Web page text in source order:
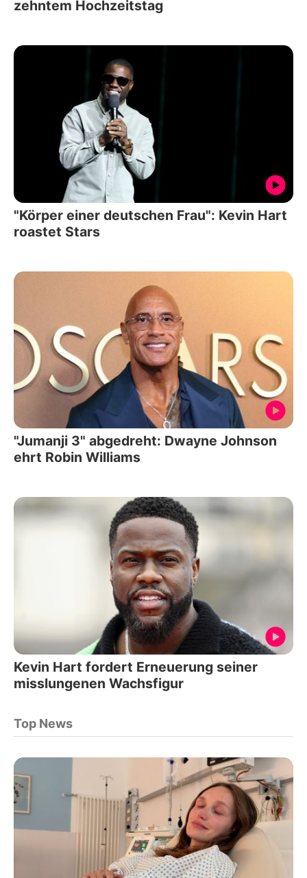
zehntem Hochzeitstag
"Körper einer deutschen Frau": Kevin Hart
roastet Stars
"Jumanji 3" abgedreht: Dwayne Johnson
ehrt Robin Williams
Kevin Hart fordert Erneuerung seiner
misslungenen Wachsfigur
Top News